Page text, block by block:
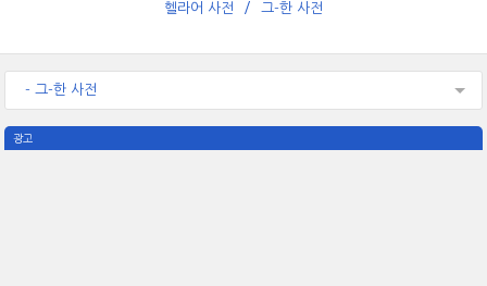
헬라어 사전 그-한 사전
- 그-한 사전
광고